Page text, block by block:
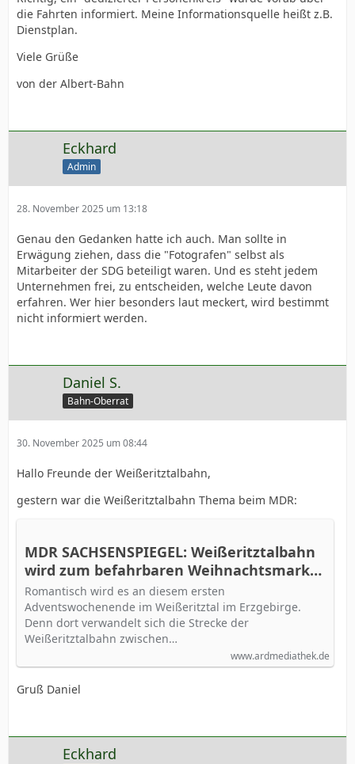
die Fahrten informiert. Meine Informationsquelle heißt z.B.
Dienstplan.
Viele Grüße
von der Albert-Bahn
Eckhard
Admin
28. November 2025 um 13:18
Genau den Gedanken hatte ich auch. Man sollte in
Erwägung ziehen, dass die "Fotografen" selbst als
Mitarbeiter der SDG beteiligt waren. Und es steht jedem
Unternehmen frei, zu entscheiden, welche Leute davon
erfahren. Wer hier besonders laut meckert, wird bestimmt
nicht informiert werden.
Daniel S.
Bahn-Oberrat
30. November 2025 um 08:44
Hallo Freunde der Weißeritztalbahn,
gestern war die Weißeritztalbahn Thema beim MDR:
MDR SACHSENSPIEGEL: Weißeritztalbahn
wird zum befahrbaren Weihnachtsmarkt
im Osterzgebirge - hier anschauen
Romantisch wird es an diesem ersten
Adventswochenende im Weißeritztal im Erzgebirge.
Denn dort verwandelt sich die Strecke der
Weißeritztalbahn zwischen…
www.ardmediathek.de
Gruß Daniel
Eckhard